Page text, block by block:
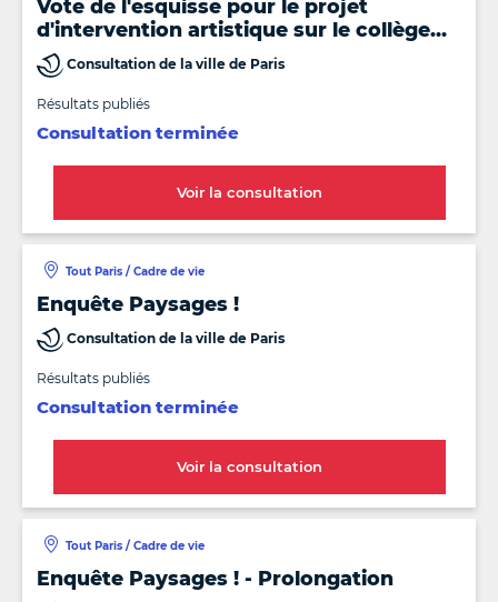
Vote de l'esquisse pour le projet
d'intervention artistique sur le collège
Jules Verne
Consultation de la ville de Paris
Résultats publiés
Consultation terminée
Voir la consultation
Enquête Paysages !
Tout Paris / Cadre de vie
Consultation de la ville de Paris
Résultats publiés
Consultation terminée
Voir la consultation
Enquête Paysages ! - Prolongation
Tout Paris / Cadre de vie